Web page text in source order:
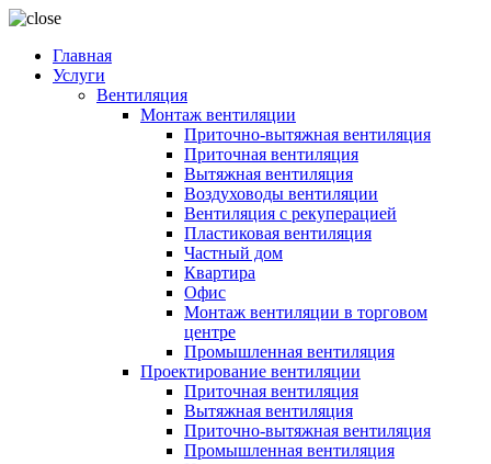
Главная
Услуги
Вентиляция
Монтаж вентиляции
Приточно-вытяжная вентиляция
Приточная вентиляция
Вытяжная вентиляция
Воздуховоды вентиляции
Вентиляция с рекуперацией
Пластиковая вентиляция
Частный дом
Квартира
Офис
Монтаж вентиляции в торговом
центре
Промышленная вентиляция
Проектирование вентиляции
Приточная вентиляция
Вытяжная вентиляция
Приточно-вытяжная вентиляция
Промышленная вентиляция